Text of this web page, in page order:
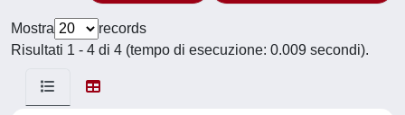
Mostra
records
Risultati 1 - 4 di 4 (tempo di esecuzione: 0.009 secondi).